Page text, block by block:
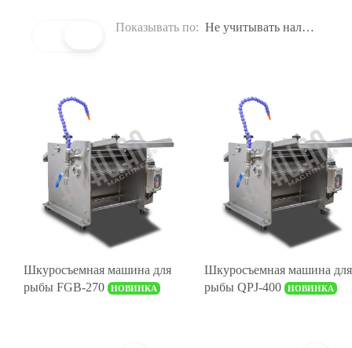
Показывать по: Не учитывать наличие
Шкуросъемная машина для
рыбы FGB-270
НОВИНКА
Шкуросъемная машина для
рыбы QPJ-400
НОВИНКА